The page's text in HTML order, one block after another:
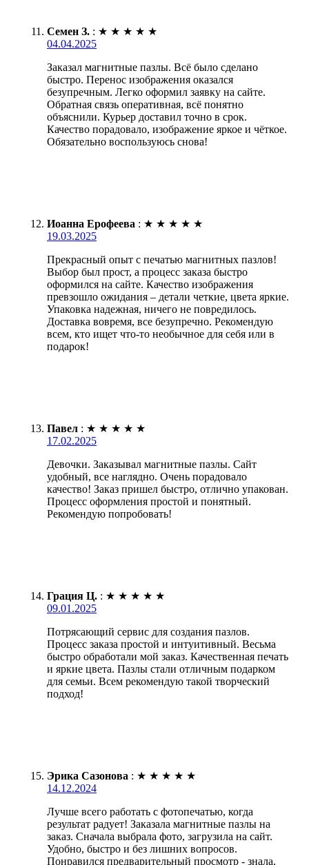
Семен З. : ★ ★ ★ ★ ★
04.04.2025
Заказал магнитные пазлы. Всё было сделано
быстро. Перенос изображения оказался
безупречным. Легко оформил заявку на сайте.
Обратная связь оперативная, всё понятно
объяснили. Курьер доставил точно в срок.
Качество порадовало, изображение яркое и чёткое.
Обязательно воспользуюсь снова!
Иоанна Ерофеева : ★ ★ ★ ★ ★
19.03.2025
Прекрасный опыт с печатью магнитных пазлов!
Выбор был прост, а процесс заказа быстро
оформился на сайте. Качество изображения
превзошло ожидания – детали четкие, цвета яркие.
Упаковка надежная, ничего не повредилось.
Доставка вовремя, все безупречно. Рекомендую
всем, кто ищет что-то необычное для себя или в
подарок!
Павел : ★ ★ ★ ★ ★
17.02.2025
Девочки. Заказывал магнитные пазлы. Сайт
удобный, все наглядно. Очень порадовало
качество! Заказ пришел быстро, отлично упакован.
Процесс оформления простой и понятный.
Рекомендую попробовать!
Грация Ц. : ★ ★ ★ ★ ★
09.01.2025
Потрясающий сервис для создания пазлов.
Процесс заказа простой и интуитивный. Весьма
быстро обработали мой заказ. Качественная печать
и яркие цвета. Пазлы стали отличным подарком
для семьи. Всем рекомендую такой творческий
подход!
Эрика Сазонова : ★ ★ ★ ★ ★
14.12.2024
Лучше всего работать с фотопечатью, когда
результат радует! Заказала магнитные пазлы на
заказ. Сначала выбрала фото, загрузила на сайт.
Удобно, быстро и без лишних вопросов.
Понравился предварительный просмотр - знала,